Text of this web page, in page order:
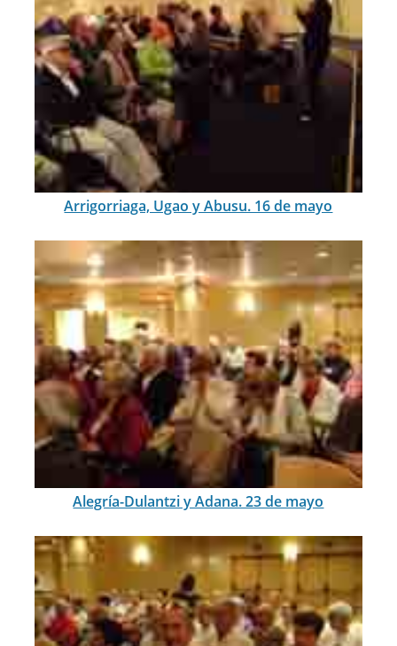
Arrigorriaga, Ugao y Abusu. 16 de mayo
Alegría-Dulantzi y Adana. 23 de mayo